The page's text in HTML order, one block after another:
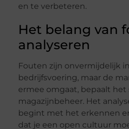
en te verbeteren.
Het belang van
analyseren
Fouten zijn onvermijdelijk
bedrijfsvoering, maar de
ermee omgaat, bepaalt het
magazijnbeheer. Het
begint met het erkennen
dat je een open cultuur